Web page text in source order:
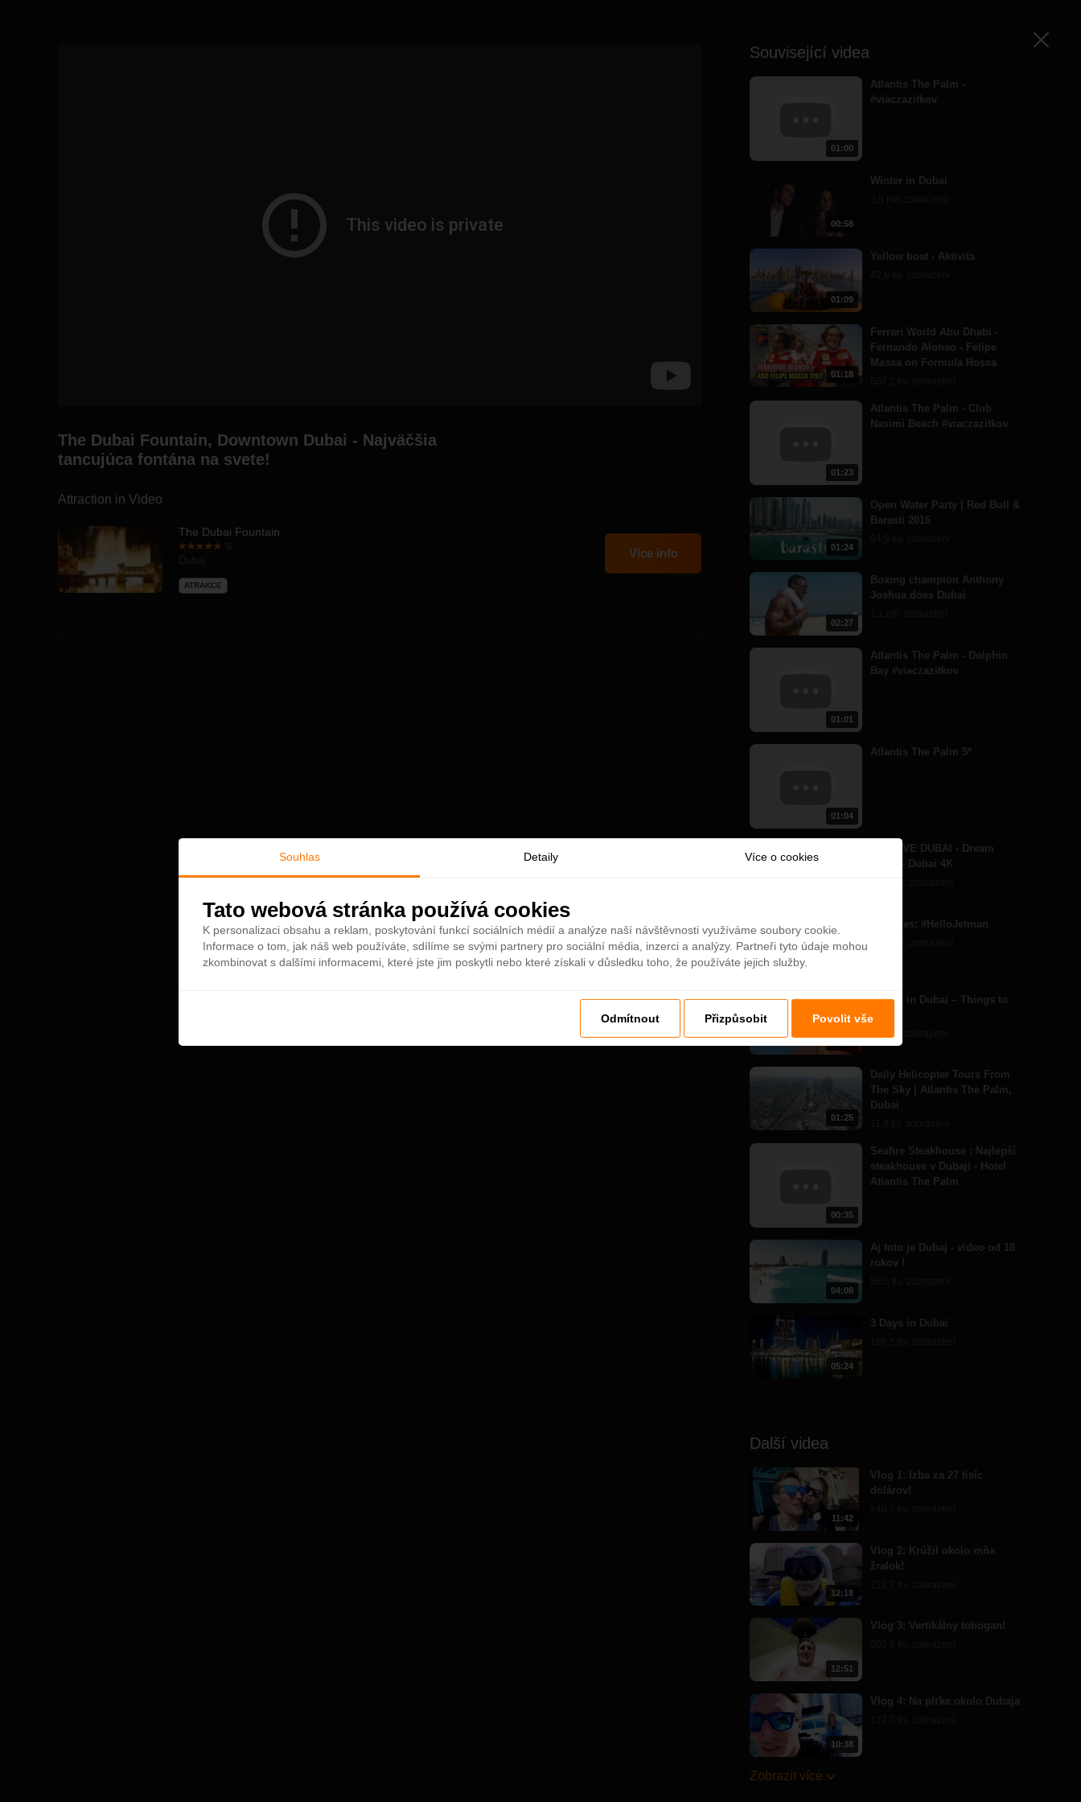
The Dubai Fountain, Downtown Dubai - Najväčšia
tancujúca fontána na svete!
Attraction in Video
The Dubai Fountain
ATRAKCE
Více info
Související videa
01:00
Atlantis The Palm -
#viaczazitkov
00:58
Winter in Dubai
01:09
Yellow boat - Aktivita
01:18
Ferrari World Abu Dhabi -
Fernando Alonso - Felipe
Massa on Formula Rossa
01:23
Atlantis The Palm - Club
Nasimi Beach #viaczazitkov
01:24
Open Water Party | Red Bull &
Barasti 2016
02:27
Boxing champion Anthony
Joshua does Dubai
01:01
Atlantis The Palm - Dolphin
Bay #viaczazitkov
01:04
Atlantis The Palm 5*
SKYDIVE DUBAI - Dream
Jump - Dubai 4K
Emirates: #HelloJetman
7 Days in Dubai – Things to
Do
1,5 mil. zobrazení
01:25
Daily Helicopter Tours From
The Sky | Atlantis The Palm,
Dubai
00:35
Seafire Steakhouse : Najlepší
steakhouse v Dubaji - Hotel
Atlantis The Palm
04:08
Aj toto je Dubaj - video od 18
rokov !
05:24
3 Days in Dubai
Další videa
11:42
Vlog 1: Izba za 27 tisíc
dolárov!
12:18
Vlog 2: Krúžil okolo mňa
žralok!
12:51
Vlog 3: Vertikálny tobogan!
10:38
Vlog 4: Na plťke okolo Dubaja
Zobrazit více
Zavřít
Souhlas Detaily Více o cookies
Tato webová stránka používá cookies
K personalizaci obsahu a reklam, poskytování funkcí sociálních médií a analýze naší návštěvnosti využíváme soubory cookie.
Informace o tom, jak náš web používáte, sdílíme se svými partnery pro sociální média, inzerci a analýzy. Partneři tyto údaje mohou
zkombinovat s dalšími informacemi, které jste jim poskytli nebo které získali v důsledku toho, že používáte jejich služby.
Odmítnout Přizpůsobit Povolit vše